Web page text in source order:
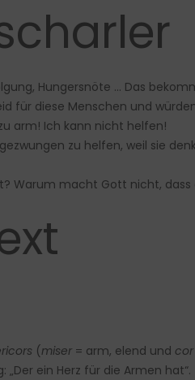
Hungersnöte … Das
diese Menschen und
arm! Ich kann nicht helfen!
zu helfen, weil sie
Warum macht Gott nicht,
(miser = arm, elend und cor
ein Herz für die Armen hat“.